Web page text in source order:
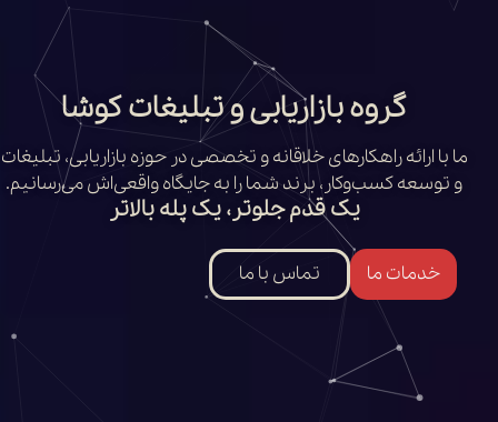
گروه بازاریابی و تبلیغات کوشا
ما با ارائه راهکارهای خلاقانه و تخصصی در حوزه بازاریابی، تبلیغات
و توسعه کسب‌وکار، برند شما را به جایگاه واقعی‌اش می‌رسانیم.
یک قدم جلوتر، یک پله بالاتر
خدمات ما تماس با ما